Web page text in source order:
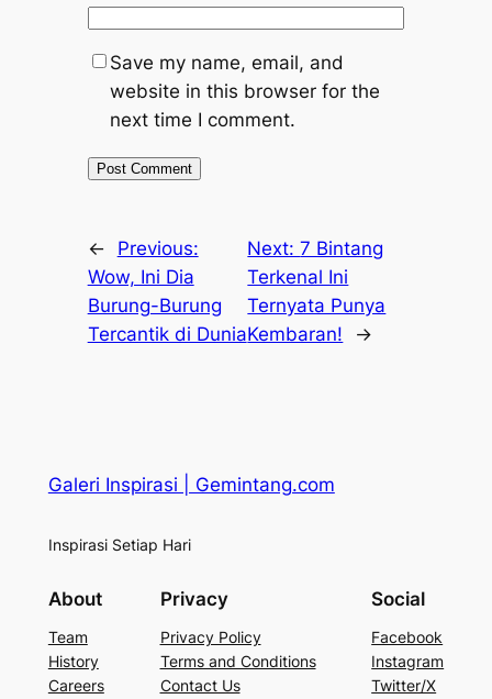
Save my name, email, and
website in this browser for the
next time I comment.
←
Previous:
Wow, Ini Dia
Burung-Burung
Tercantik di Dunia
Next:7 Bintang
Terkenal Ini
Ternyata Punya
Kembaran!
→
Galeri Inspirasi | Gemintang.com
Inspirasi Setiap Hari
About
Team
History
Careers
Privacy
Privacy Policy
Terms and Conditions
Contact Us
Social
Facebook
Instagram
Twitter/X